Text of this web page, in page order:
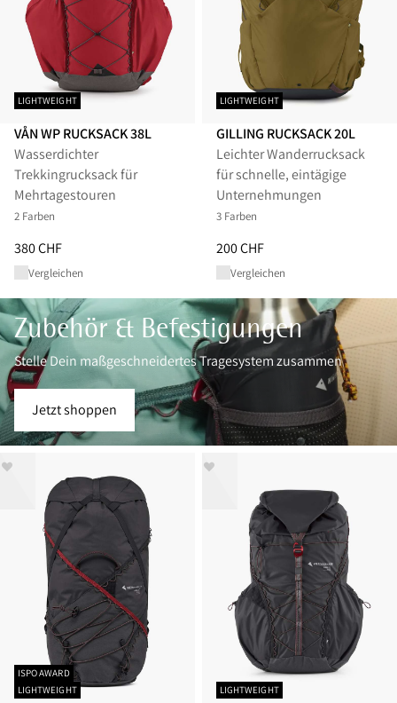
LIGHTWEIGHT
VÅN WP RUCKSACK 38L
Wasserdichter
Trekkingrucksack für
Mehrtagestouren
2 Farben
Preis:380 CHF, reduziert von 380 CHF
380 CHF
Vergleichen
LIGHTWEIGHT
GILLING RUCKSACK 20L
Leichter Wanderrucksack
für schnelle, eintägige
Unternehmungen
3 Farben
Preis:200 CHF, reduziert von
200 CHF
Vergleichen
Zubehör & Befestigungen
Stelle Dein maßgeschneidertes Tragesystem zusammen
Jetzt shoppen
ISPO AWARD
LIGHTWEIGHT
LIGHTWEIGHT